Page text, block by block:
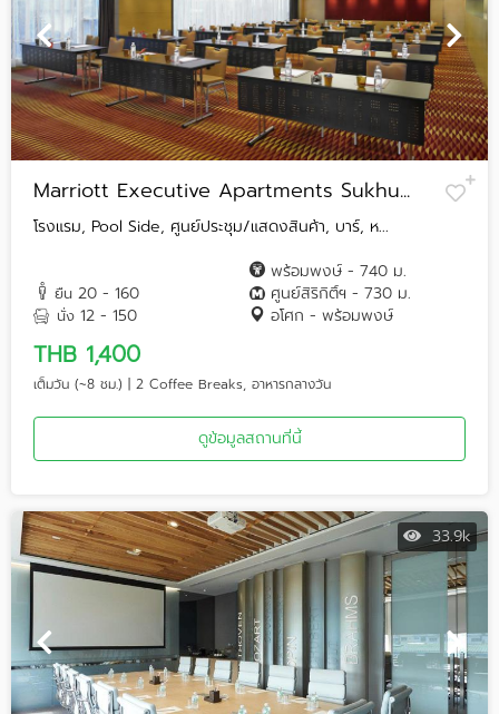
Marriott Executive Apartments Sukhu...
โรงแรม, Pool Side, ศูนย์ประชุม/แสดงสินค้า, บาร์, ห...
ยืน 20 - 160
นั่ง 12 - 150
พร้อมพงษ์ - 740 ม.
ศูนย์สิริกิติ์ฯ - 730 ม.
อโศก - พร้อมพงษ์
THB 1,400
เต็มวัน (~8 ชม.) | 2 Coffee Breaks, อาหารกลางวัน
ดูข้อมูลสถานที่นี้
33.9k